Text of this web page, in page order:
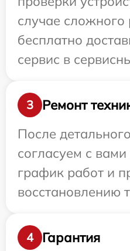
случае
бесплатно
сервис в
3
Ремонт
После
согласуем с вами
график работ и
восстановлению
4
Гарантия